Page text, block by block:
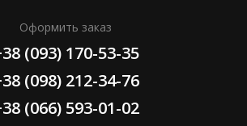
Оформить заказ
(093) 170-53-35
(098) 212-34-76
(066) 593-01-02